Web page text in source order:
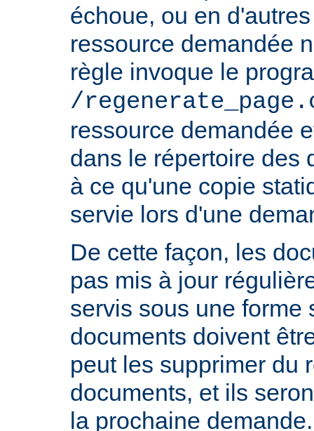
échoue, ou en
ressource demandée
règle invoque le
/
ressource demandée
dans le répertoire des
à ce qu'une copie
servie lors d'une
De cette façon, les
pas mis à jour
servis sous une forme
documents doivent
peut les supprimer du
documents, et ils
la prochaine demande.